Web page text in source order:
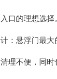
口的理想选
：悬浮门最
理不便，同